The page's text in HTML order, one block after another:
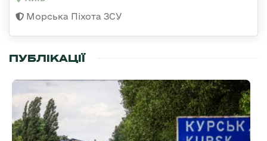
Морська Піхота ЗСУ
ПУБЛІКАЦІЇ